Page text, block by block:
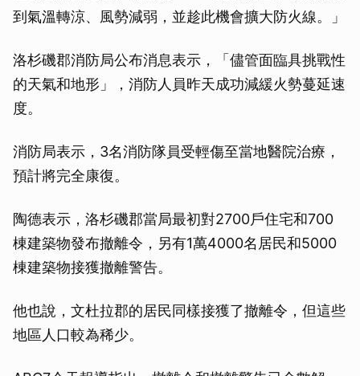
到氣溫轉涼、風勢減弱，並趁此機會擴大防火線。」
洛杉磯郡消防局公布消息表示，「儘管面臨具挑戰性
的天氣和地形」，消防人員昨天成功減緩火勢蔓延速
度。
消防局表示，3名消防隊員受輕傷至當地醫院治療，
預計將完全康復。
陶德表示，洛杉磯郡當局最初對2700戶住宅和700
棟建築物發布撤離令，另有1萬4000名居民和5000
棟建築物接獲撤離警告。
他也說，文杜拉郡的居民同樣接獲了撤離令，但這些
地區人口較為稀少。